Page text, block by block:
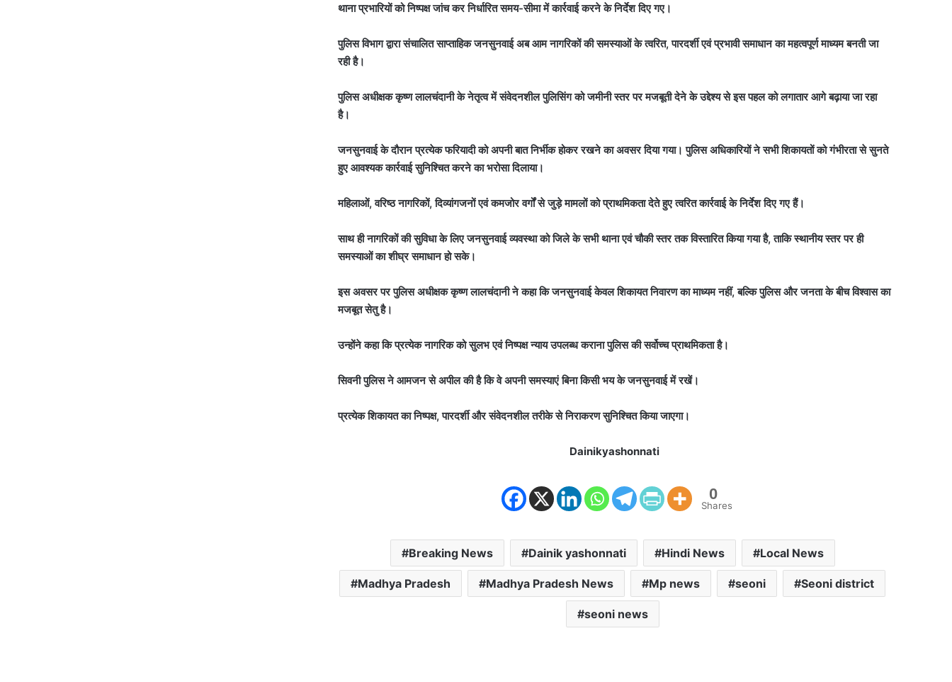
थाना प्रभारियों को निष्पक्ष जांच कर निर्धारित समय-सीमा में कार्रवाई करने के निर्देश दिए गए।
पुलिस विभाग द्वारा संचालित साप्ताहिक जनसुनवाई अब आम नागरिकों की समस्याओं के त्वरित, पारदर्शी एवं प्रभावी समाधान का महत्वपूर्ण माध्यम बनती जा
रही है।
पुलिस अधीक्षक कृष्ण लालचंदानी के नेतृत्व में संवेदनशील पुलिसिंग को जमीनी स्तर पर मजबूती देने के उद्देश्य से इस पहल को लगातार आगे बढ़ाया जा रहा
है।
जनसुनवाई के दौरान प्रत्येक फरियादी को अपनी बात निर्भीक होकर रखने का अवसर दिया गया। पुलिस अधिकारियों ने सभी शिकायतों को गंभीरता से सुनते
हुए आवश्यक कार्रवाई सुनिश्चित करने का भरोसा दिलाया।
महिलाओं, वरिष्ठ नागरिकों, दिव्यांगजनों एवं कमजोर वर्गों से जुड़े मामलों को प्राथमिकता देते हुए त्वरित कार्रवाई के निर्देश दिए गए हैं।
साथ ही नागरिकों की सुविधा के लिए जनसुनवाई व्यवस्था को जिले के सभी थाना एवं चौकी स्तर तक विस्तारित किया गया है, ताकि स्थानीय स्तर पर ही
समस्याओं का शीघ्र समाधान हो सके।
इस अवसर पर पुलिस अधीक्षक कृष्ण लालचंदानी ने कहा कि जनसुनवाई केवल शिकायत निवारण का माध्यम नहीं, बल्कि पुलिस और जनता के बीच विश्वास का
मजबूत सेतु है।
उन्होंने कहा कि प्रत्येक नागरिक को सुलभ एवं निष्पक्ष न्याय उपलब्ध कराना पुलिस की सर्वोच्च प्राथमिकता है।
सिवनी पुलिस ने आमजन से अपील की है कि वे अपनी समस्याएं बिना किसी भय के जनसुनवाई में रखें।
प्रत्येक शिकायत का निष्पक्ष, पारदर्शी और संवेदनशील तरीके से निराकरण सुनिश्चित किया जाएगा।
Dainikyashonnati
0
Shares
Breaking News Dainik yashonnati Hindi News Local News
Madhya Pradesh Madhya Pradesh News Mp news seoni Seoni district
seoni news